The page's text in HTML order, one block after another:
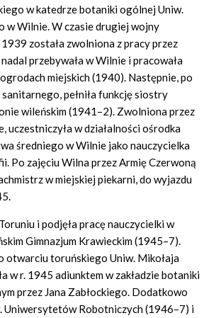
w katedrze botaniki ogólnej Uniw.
w Wilnie. W czasie drugiej wojny
została zwolniona z pracy przez
przebywała w Wilnie i pracowała
miejskich (1940). Następnie, po
pełniła funkcję siostry
wileńskim (1941–2). Zwolniona przez
uczestniczyła w działalności ośrodka
średniego w Wilnie jako nauczycielka
Po zajęciu Wilna przez Armię Czerwoną
w miejskiej piekarni, do wyjazdu
i podjęła pracę nauczycielki w
Gimnazjum Krawieckim (1945–7).
otwarciu toruńskiego Uniw. Mikołaja
w r. 1945 adiunktem w zakładzie botaniki
przez Jana Zabłockiego. Dodatkowo
Uniwersytetów Robotniczych (1946–7) i